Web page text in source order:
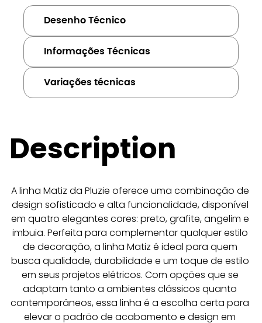
Desenho Técnico
Informações Técnicas
Variações técnicas
Description
A linha Matiz da Pluzie oferece uma combinação de
design sofisticado e alta funcionalidade, disponível
em quatro elegantes cores: preto, grafite, angelim e
imbuia. Perfeita para complementar qualquer estilo
de decoração, a linha Matiz é ideal para quem
busca qualidade, durabilidade e um toque de estilo
em seus projetos elétricos. Com opções que se
adaptam tanto a ambientes clássicos quanto
contemporâneos, essa linha é a escolha certa para
elevar o padrão de acabamento e design em